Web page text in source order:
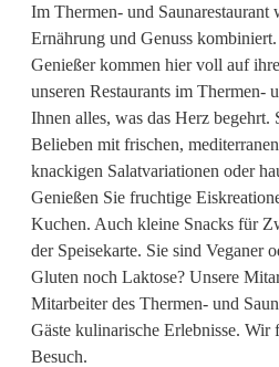
Im Thermen- und Saunarestaurant
Ernährung und Genuss
Genießer kommen hier voll auf
unseren Restaurants im Thermen-
Ihnen alles, was das Herz begehrt.
Belieben mit frischen,
knackigen Salatvariationen oder
Genießen Sie fruchtige
Kuchen. Auch kleine Snacks für
der Speisekarte. Sie sind Veganer
Gluten noch Laktose? Unsere
Mitarbeiter des Thermen- und
Gäste kulinarische Erlebnisse. Wir
Besuch.